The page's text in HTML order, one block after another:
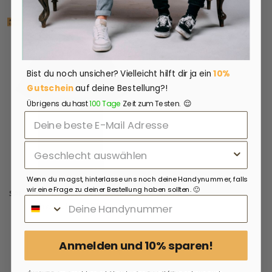
SAE-BEAST Damen T-Shirt Kleid
schwarz by SAEBIS®
34,99€
Bist du noch unsicher?Vielleicht hilft dir ja ein 10%
Gutscheinauf deine Bestellung?!
Übrigens du hast100 Tage Zeit zum Testen. 😌
Wenn du magst, hinterlasse uns noch deine Handynummer, falls
wir eine Frage zu deiner Bestellung haben sollten. 🙂
Anmelden und 10% sparen!